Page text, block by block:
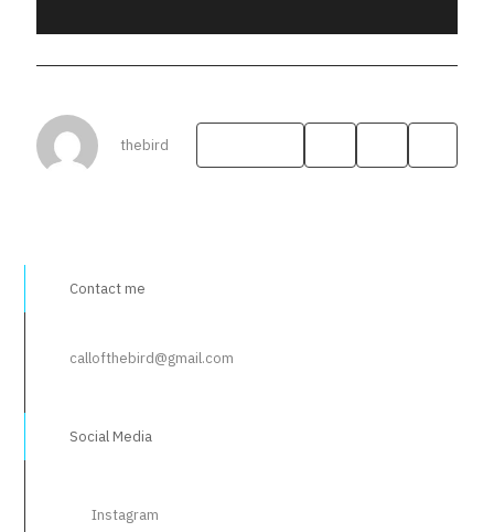
thebird
Contact me
callofthebird@gmail.com
Social Media
Instagram